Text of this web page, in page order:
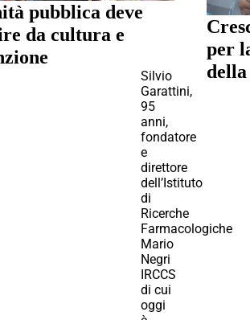
pubblica deve
da cultura e
Silvio
Garattini,
95
anni,
fondatore
e
direttore
dell’Istituto
di
Ricerche
Farmacologiche
Mario
Negri
IRCCS
di cui
oggi
per